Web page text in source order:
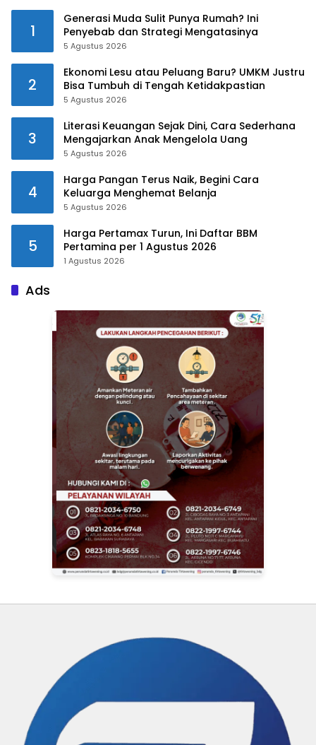
1
Generasi Muda Sulit Punya Rumah? Ini
Penyebab dan Strategi Mengatasinya
5 Agustus 2026
2
Ekonomi Lesu atau Peluang Baru? UMKM Justru
Bisa Tumbuh di Tengah Ketidakpastian
5 Agustus 2026
3
Literasi Keuangan Sejak Dini, Cara Sederhana
Mengajarkan Anak Mengelola Uang
5 Agustus 2026
4
Harga Pangan Terus Naik, Begini Cara
Keluarga Menghemat Belanja
5 Agustus 2026
5
Harga Pertamax Turun, Ini Daftar BBM
Pertamina per 1 Agustus 2026
1 Agustus 2026
Ads